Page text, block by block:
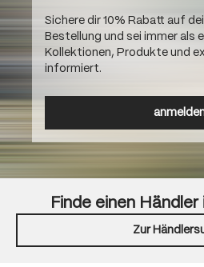
Sichere dir 10% Rabatt auf
Bestellung und sei immer als
Kollektionen, Produkte und
informiert.
Finde einen Händler
Zur